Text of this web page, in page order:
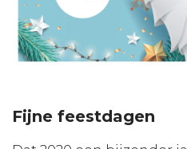
Fijne feestdagen